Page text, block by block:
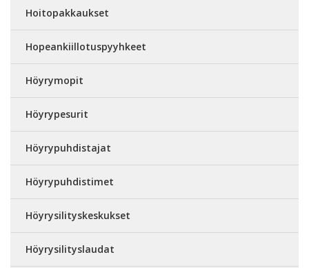
Hoitopakkaukset
Hopeankiillotuspyyhkeet
Höyrymopit
Höyrypesurit
Höyrypuhdistajat
Höyrypuhdistimet
Höyrysilityskeskukset
Höyrysilityslaudat